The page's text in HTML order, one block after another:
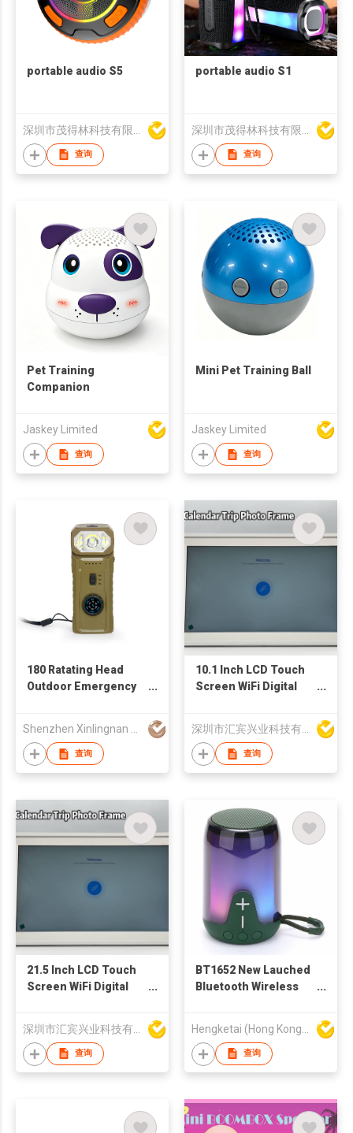
portable audio S5
查询
portable audio S1
查询
Pet Training
Companion
Jaskey Limited
查询
Mini Pet Training Ball
Jaskey Limited
查询
180 Ratating Head
Outdoor Emergency
Portable Radio With
Flashlight Magnetic
Shenzhen Xinlingnan Electronic Technology Co., Ltd
查询
10.1 Inch LCD Touch
Screen WiFi Digital
深圳市汇宾兴业科技有限公司
查询
21.5 Inch LCD Touch
Screen WiFi Digital
查询
BT1652 New Lauched
Bluetooth Wireless
Bass
查询